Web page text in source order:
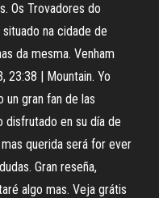
Os Trovadores do
na cidade de
da mesma. Venham
23:38 | Mountain. Yo
un gran fan de las
disfrutado en su día de
querida será for ever
Gran reseña,
algo mas. Veja grátis